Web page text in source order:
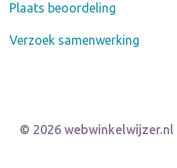
Plaats beoordeling
Verzoek samenwerking
© 2026 webwinkelwijzer.nl |